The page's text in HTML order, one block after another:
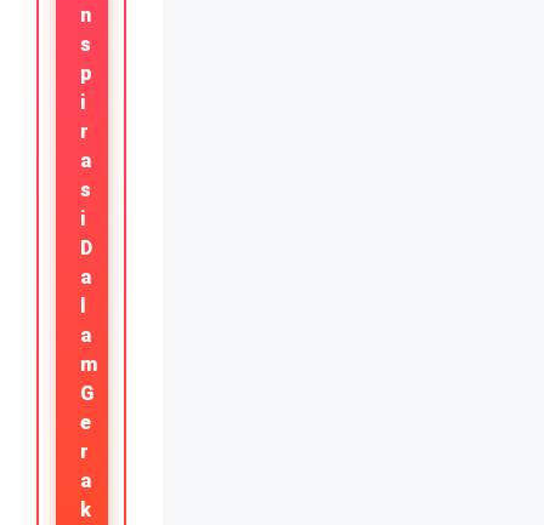
N
S
P
I
R
A
S
I
D
A
A
M
G
E
R
A
K